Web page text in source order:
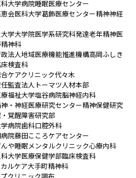
大学病院睡眠医療センター
会医科大学葛飾医療センター精神神経
学大学院医学系研究科発達老年精神医
神科
法人地域医療機能推進機構高岡ふしき
検査科
ケアクリニック代々木
監査法人トーマツ人材本部
福祉大学塩谷病院脳神経内科
・神経医療研究センター精神保健研究
覚醒障害研究部
病院歯科口腔外科
院藤田こころケアセンター
や睡眠メンタルクリニック心療内科
大学医療保健学部臨床検査科
ルケア大手町精神科
クリニック調布